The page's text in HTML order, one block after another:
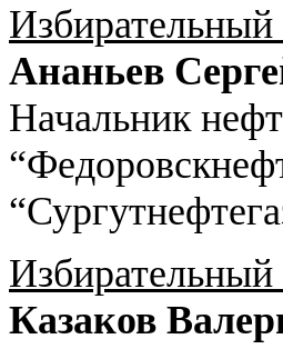
Ананьев
Начальник
Казаков